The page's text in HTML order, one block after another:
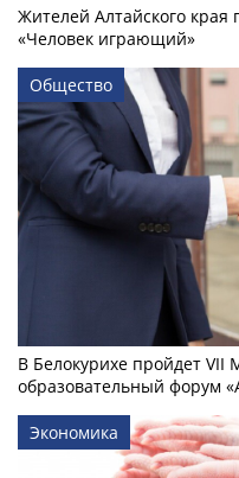
Жителей Алтайского
«Человек играющий»
Общество
В Белокурихе пройдет
образовательный форум
Экономика